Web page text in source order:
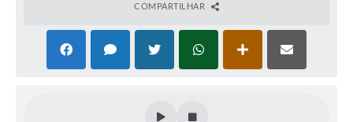
COMPARTILHAR